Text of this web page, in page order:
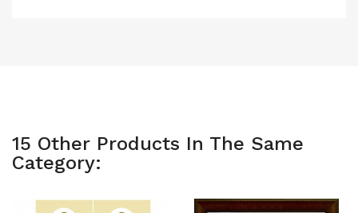
15 Other Products In The Same
Category: